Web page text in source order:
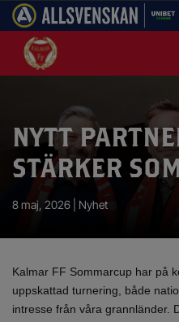
NYTT
STÄRKER
8 maj, 2026 | Nyhet
Kalmar FF Sommarcup har på
uppskattad turnering, både
intresse från våra grannländer.